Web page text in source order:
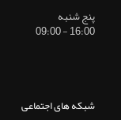
پنج شنبه
16:00 - 09:00
شبکه های اجتماعی